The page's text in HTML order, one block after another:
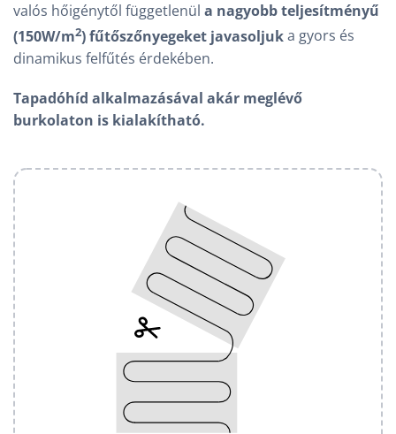
valós hőigénytől függetlenül a nagyobb teljesítményű
(150W/m2) fűtőszőnyegeket javasoljuka gyors és
dinamikus felfűtés érdekében.
Tapadóhíd alkalmazásával akár meglévő
burkolaton is kialakítható.